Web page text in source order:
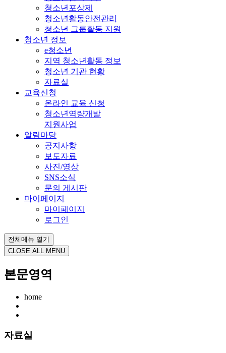
청소년포상제
청소년활동안전관리
청소년 그룹활동 지원
청소년 정보
e청소년
지역 청소년활동 정보
청소년 기관 현황
자료실
교육신청
온라인 교육 신청
청소년역량개발
지원사업
알림마당
공지사항
보도자료
사진/영상
SNS소식
문의 게시판
마이페이지
마이페이지
로그인
전체메뉴 열기
CLOSE ALL MENU
본문영역
home
자료실